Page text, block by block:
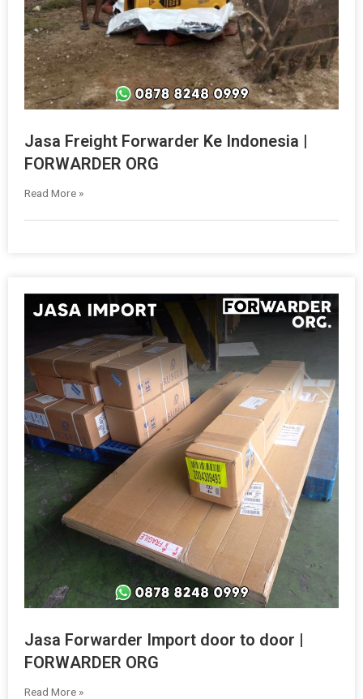
Jasa Freight Forwarder Ke Indonesia |
FORWARDER ORG
Read More »
Jasa Forwarder Import door to door |
FORWARDER ORG
Read More »